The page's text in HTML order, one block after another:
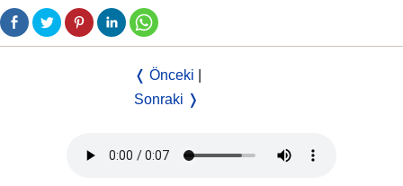
❬ Önceki
Sonraki ❭